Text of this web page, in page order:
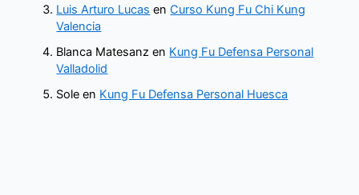
Luis Arturo Lucas enCurso Kung Fu Chi Kung
Valencia
Blanca Matesanz en Kung Fu Defensa Personal
Valladolid
Sole en Kung Fu Defensa Personal Huesca